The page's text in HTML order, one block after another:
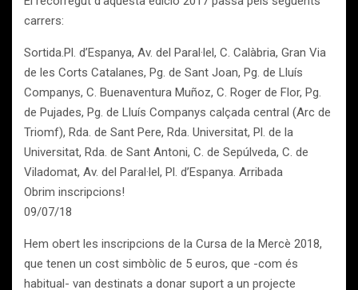
carrers:
Sortida.Pl. d’Espanya, Av. del Paral·lel, C. Calàbria, Gran Via
de les Corts Catalanes, Pg. de Sant Joan, Pg. de Lluís
Companys, C. Buenaventura Muñoz, C. Roger de Flor, Pg.
de Pujades, Pg. de Lluís Companys calçada central (Arc de
Triomf), Rda. de Sant Pere, Rda. Universitat, Pl. de la
Universitat, Rda. de Sant Antoni, C. de Sepúlveda, C. de
Viladomat, Av. del Paral·lel, Pl. d’Espanya. Arribada
Obrim inscripcions!
09/07/18
Hem obert les inscripcions de la Cursa de la Mercè 2018,
que tenen un cost simbòlic de 5 euros, que -com és
habitual- van destinats a donar suport a un projecte